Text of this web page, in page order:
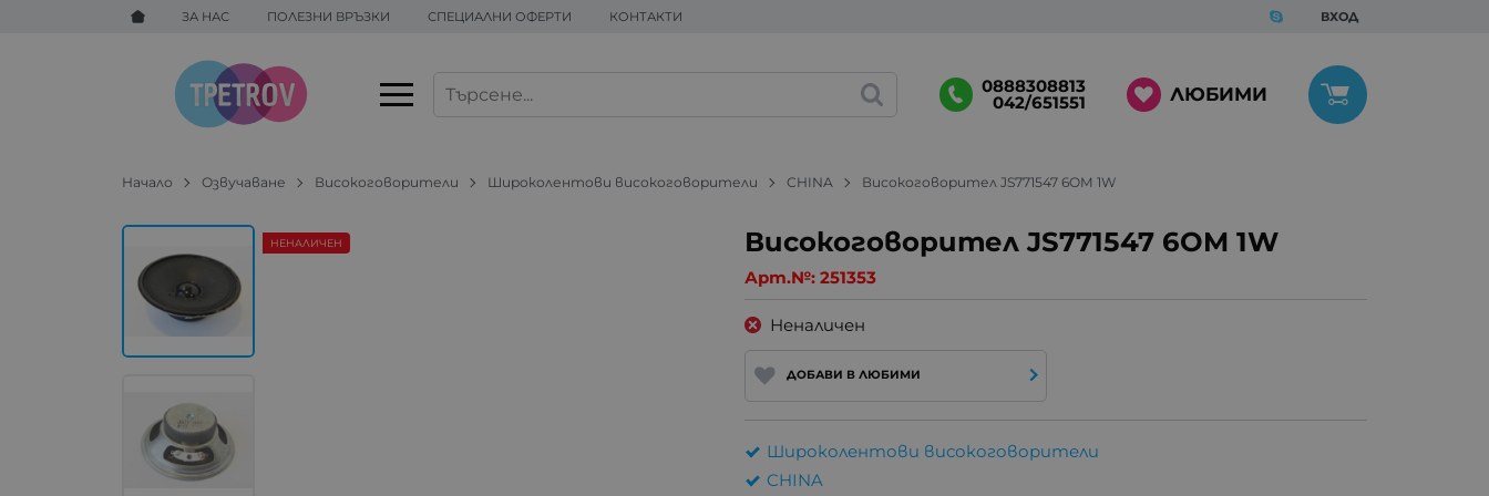
ЗА НАС ПОЛЕЗНИ ВРЪЗКИ СПЕЦИАЛНИ ОФЕРТИ КОНТАКТИ ВХОД
0888308813
042/651551 ЛЮБИМИ
Начало Озвучаване Високоговорители Широколентови високоговорители CHINA Високоговорител JS771547 6OM 1W
Високоговорител JS771547 6OM 1W
Арт.№: 251353
НЕНАЛИЧЕН
Неналичен
ДОБАВИ В ЛЮБИМИ
Широколентови високоговорители
CHINA